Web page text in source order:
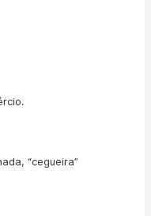
“cegueira”